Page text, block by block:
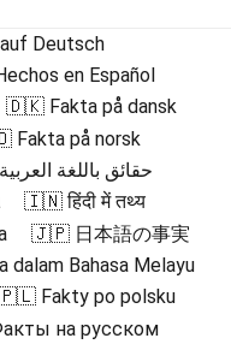
Deutsch
en Español
🇩🇰 Fakta på dansk
på norsk
🇸🇦 حقائق باللغة العربية
🇮🇳 हिंदी में तथ्य
🇯🇵 日本語の事実
Bahasa Melayu
Fakty po polsku
на русском